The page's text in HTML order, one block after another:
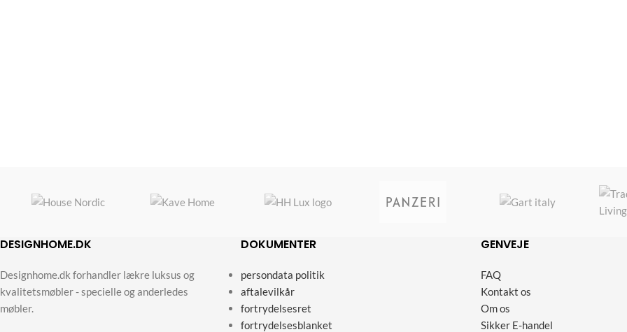
DESIGNHOME.DK
Designhome.dk forhandler lækre luksus og
kvalitetsmøbler - specielle og anderledes
møbler.
DOKUMENTER
persondata politik
aftalevilkår
fortrydelsesret
fortrydelsesblanket
GENVEJE
FAQ
Kontakt os
Om os
Sikker E-handel